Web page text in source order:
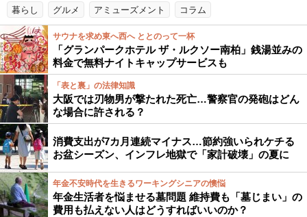
暮らし グルメ アミューズメント コラム
サウナを求め東へ西へ ととのって一杯
「グランパークホテル ザ・ルクソー南柏」銭湯並みの
料金で無料ナイトキャップサービスも
「表と裏」の法律知識
大阪では刃物男が撃たれた死亡…警察官の発砲はどん
な場合に許される？
消費支出が7カ月連続マイナス…節約強いられケチる
お盆シーズン、インフレ地獄で「家計破壊」の夏に
年金不安時代を生きるワーキングシニアの懊悩
年金生活者を悩ませる墓問題 維持費も「墓じまい」の
費用も払えない人はどうすればいいのか？